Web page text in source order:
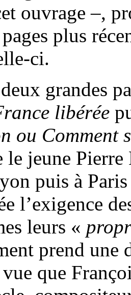
ouvrage –,
plus
ci.
grandes
libérée
ou
jeune Pierre
puis à
l’exigence
leurs «
prend une
que